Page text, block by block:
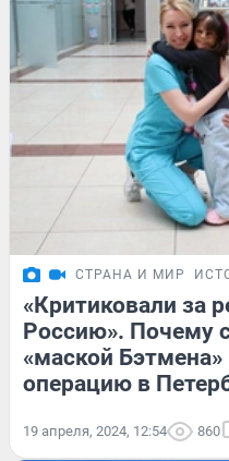
СТРАНА И МИР
«Критиковали за
Россию». Почему
«маской
операцию в
19 апреля, 2024, 12:54 860